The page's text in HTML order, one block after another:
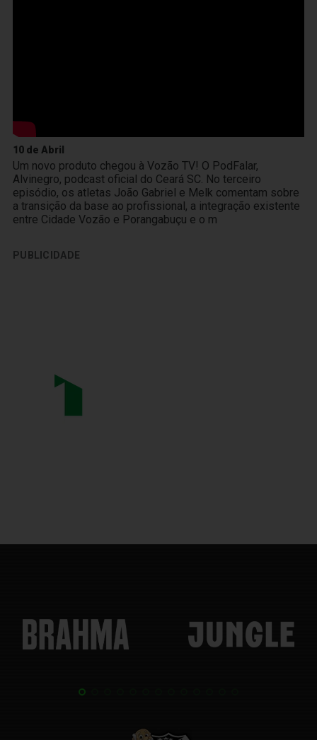
10 de Abril
Um novo produto chegou à Vozão TV! O PodFalar,
Alvinegro, podcast oficial do Ceará SC. No terceiro
episódio, os atletas João Gabriel e Melk comentam sobre
a transição da base ao profissional, a integração existente
entre Cidade Vozão e Porangabuçu e o m
PUBLICIDADE